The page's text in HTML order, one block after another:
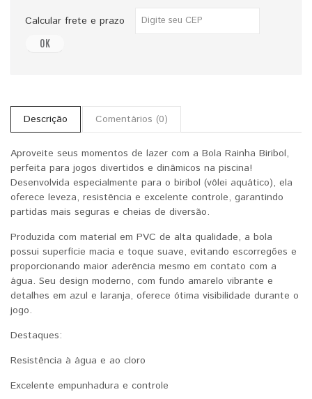
Calcular frete e prazo
OK
Descrição Comentários (0)
Aproveite seus momentos de lazer com a Bola Rainha Biribol,
perfeita para jogos divertidos e dinâmicos na piscina!
Desenvolvida especialmente para o biribol (vôlei aquático), ela
oferece leveza, resistência e excelente controle, garantindo
partidas mais seguras e cheias de diversão.
Produzida com material em PVC de alta qualidade, a bola
possui superfície macia e toque suave, evitando escorregões e
proporcionando maior aderência mesmo em contato com a
água. Seu design moderno, com fundo amarelo vibrante e
detalhes em azul e laranja, oferece ótima visibilidade durante o
jogo.
Destaques:
Resistência à água e ao cloro
Excelente empunhadura e controle